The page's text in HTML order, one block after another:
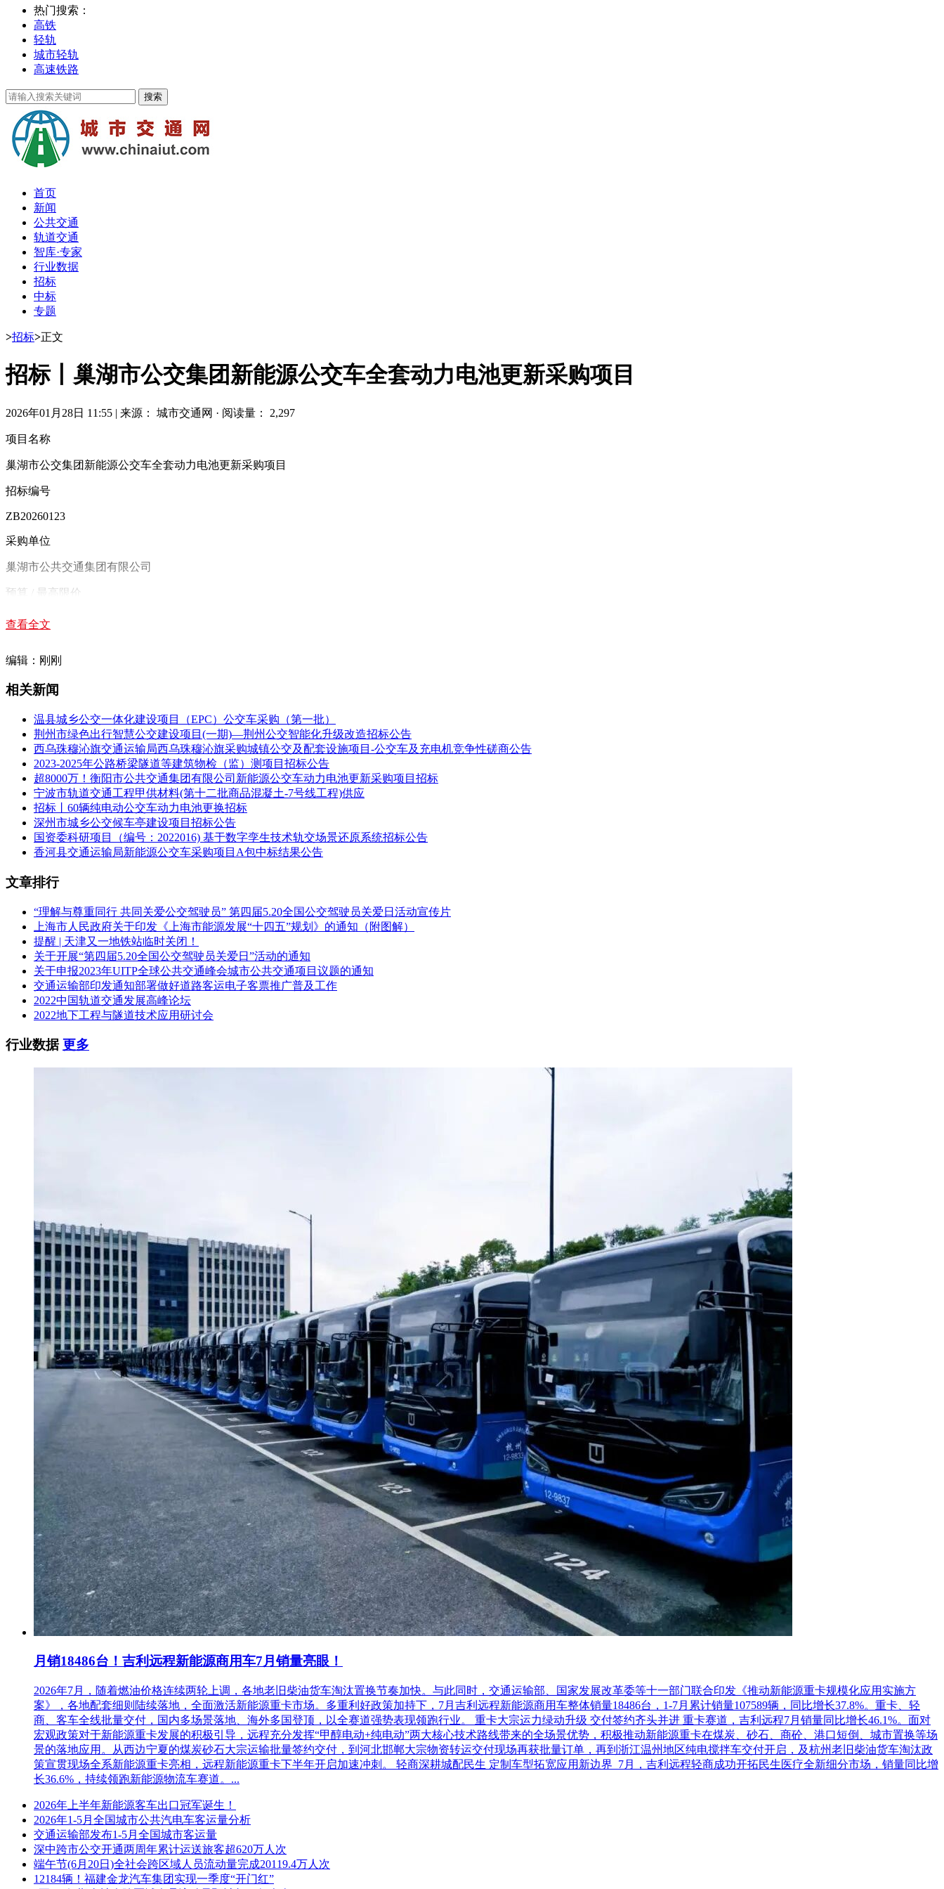
热门搜索：
高铁
轻轨
城市轻轨
高速铁路
首页
新闻
公共交通
轨道交通
智库·专家
行业数据
招标
中标
专题
>招标>正文
招标丨巢湖市公交集团新能源公交车全套动力电池更新采购项目
2026年01月28日 11:55 | 来源： 城市交通网 · 阅读量： 2,297
项目名称
巢湖市公交集团新能源公交车全套动力电池更新采购项目
招标编号
ZB20260123
采购单位
巢湖市公共交通集团有限公司
预算 / 最高限价
2924.04 万元(固定单价：24.78 万元 / 车)
服务范围
所有货物的供货、运输、仓储、安装、调试
车辆电池更换后的性能测试与验收
提供不少于 8 年或 40 万公里的质保服务(以先到者为准)
质保期内的免费维修、更换服务及技术支持
技术要求
电池类型：磷酸铁锂电池(主流公交应用类型)
系统电压：适配现有车辆(约 540V-600V)
能量密度：≥140Wh/kg
循环寿命：≥3000 次(80% 容量保持率)
防护等级：IP67(防尘防水)
投标人资格条件
基本资格：具有独立承担民事责任的能力(营业执照)、具有良好的商业信誉和健全的财务会计制度、具有履行合同所必需的设备和专业技术能力、有依法缴纳税收和社会保障资金的良好记
录、参加政府采购活动前三年内，在经营活动中没有重大违法记录、必须是电池生产制造商(不接受代理商投标)，具有电池产品工信部公告资质、近 3 年(2023 年 1 月 1 日至今)具有至少 2 个
公交动力电池更换项目业绩(单个项目≥50 台)、具有ISO9001 质量管理体系认证和ISO14001 环境管理体系认证、所投产品具有国家强制性产品认证(CCC 认证)和检测报告
自合同签订之日起30 个工作日内完成 118 辆车载动力电池的供货、安装及验收
查看全文
编辑：刚刚
相关新闻
温县城乡公交一体化建设项目（EPC）公交车采购（第一批）
荆州市绿色出行智慧公交建设项目(一期)—荆州公交智能化升级改造招标公告
西乌珠穆沁旗交通运输局西乌珠穆沁旗采购城镇公交及配套设施项目-公交车及充电机竞争性磋商公告
2023-2025年公路桥梁隧道等建筑物检（监）测项目招标公告
超8000万！衡阳市公共交通集团有限公司新能源公交车动力电池更新采购项目招标
宁波市轨道交通工程甲供材料(第十二批商品混凝土-7号线工程)供应
招标丨60辆纯电动公交车动力电池更换招标
深州市城乡公交候车亭建设项目招标公告
国资委科研项目（编号：2022016) 基于数字孪生技术轨交场景还原系统招标公告
香河县交通运输局新能源公交车采购项目A包中标结果公告
文章排行
“理解与尊重同行 共同关爱公交驾驶员” 第四届5.20全国公交驾驶员关爱日活动宣传片
上海市人民政府关于印发《上海市能源发展“十四五”规划》的通知（附图解）
提醒 | 天津又一地铁站临时关闭！
关于开展“第四届5.20全国公交驾驶员关爱日”活动的通知
关于申报2023年UITP全球公共交通峰会城市公共交通项目议题的通知
交通运输部印发通知部署做好道路客运电子客票推广普及工作
2022中国轨道交通发展高峰论坛
2022地下工程与隧道技术应用研讨会
行业数据更多
月销18486台！吉利远程新能源商用车7月销量亮眼！
2026年7月，随着燃油价格连续两轮上调，各地老旧柴油货车淘汰置换节奏加快。与此同时，交通运输部、国家发展改革委等十一部门联合印发《推动新能源重卡规模化应用实施方
案》，各地配套细则陆续落地，全面激活新能源重卡市场。多重利好政策加持下，7月吉利远程新能源商用车整体销量18486台，1-7月累计销量107589辆，同比增长37.8%。重卡、轻
商、客车全线批量交付，国内多场景落地、海外多国登顶，以全赛道强势表现领跑行业。 重卡大宗运力绿动升级 交付签约齐头并进 重卡赛道，吉利远程7月销量同比增长46.1%。面对
宏观政策对于新能源重卡发展的积极引导，远程充分发挥“甲醇电动+纯电动”两大核心技术路线带来的全场景优势，积极推动新能源重卡在煤炭、砂石、商砼、港口短倒、城市置换等场
景的落地应用。从西边宁夏的煤炭砂石大宗运输批量签约交付，到河北邯郸大宗物资转运交付现场再获批量订单，再到浙江温州地区纯电搅拌车交付开启，及杭州老旧柴油货车淘汰政
策宣贯现场全系新能源重卡亮相，远程新能源重卡下半年开启加速冲刺。 轻商深耕城配民生 定制车型拓宽应用新边界 7月，吉利远程轻商成功开拓民生医疗全新细分市场，销量同比增
长36.6%，持续领跑新能源物流车赛道。...
2026年上半年新能源客车出口冠军诞生！
2026年1-5月全国城市公共汽电车客运量分析
交通运输部发布1-5月全国城市客运量
深中跨市公交开通两周年累计运送旅客超620万人次
端午节(6月20日)全社会跨区域人员流动量完成20119.4万人次
12184辆！福建金龙汽车集团实现一季度“开门红”